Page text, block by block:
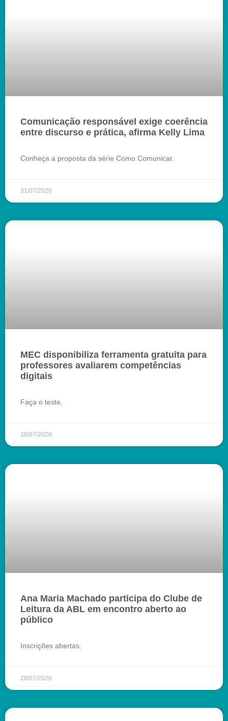
Comunicação responsável exige coerência
entre discurso e prática, afirma Kelly Lima
Conheça a proposta da série Como Comunicar.
31/07/2026
MEC disponibiliza ferramenta gratuita para
professores avaliarem competências
digitais
Faça o teste.
28/07/2026
Ana Maria Machado participa do Clube de
Leitura da ABL em encontro aberto ao
público
Inscrições abertas.
28/07/2026